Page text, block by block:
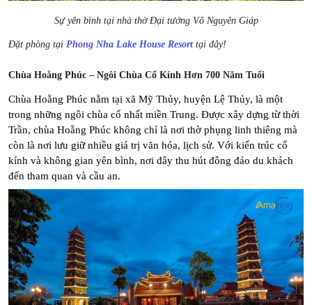
Sự yên bình tại nhà thờ Đại tướng Võ Nguyên Giáp
Đặt phòng tại Phong Nha Lake House Resort tại đây!
Chùa Hoằng Phúc – Ngôi Chùa Cổ Kính Hơn 700 Năm Tuổi
Chùa Hoằng Phúc nằm tại xã Mỹ Thủy, huyện Lệ Thủy, là một
trong những ngôi chùa cổ nhất miền Trung. Được xây dựng từ thời
Trần, chùa Hoằng Phúc không chỉ là nơi thờ phụng linh thiêng mà
còn là nơi lưu giữ nhiều giá trị văn hóa, lịch sử. Với kiến trúc cổ
kính và không gian yên bình, nơi đây thu hút đông đảo du khách
đến tham quan và cầu an.